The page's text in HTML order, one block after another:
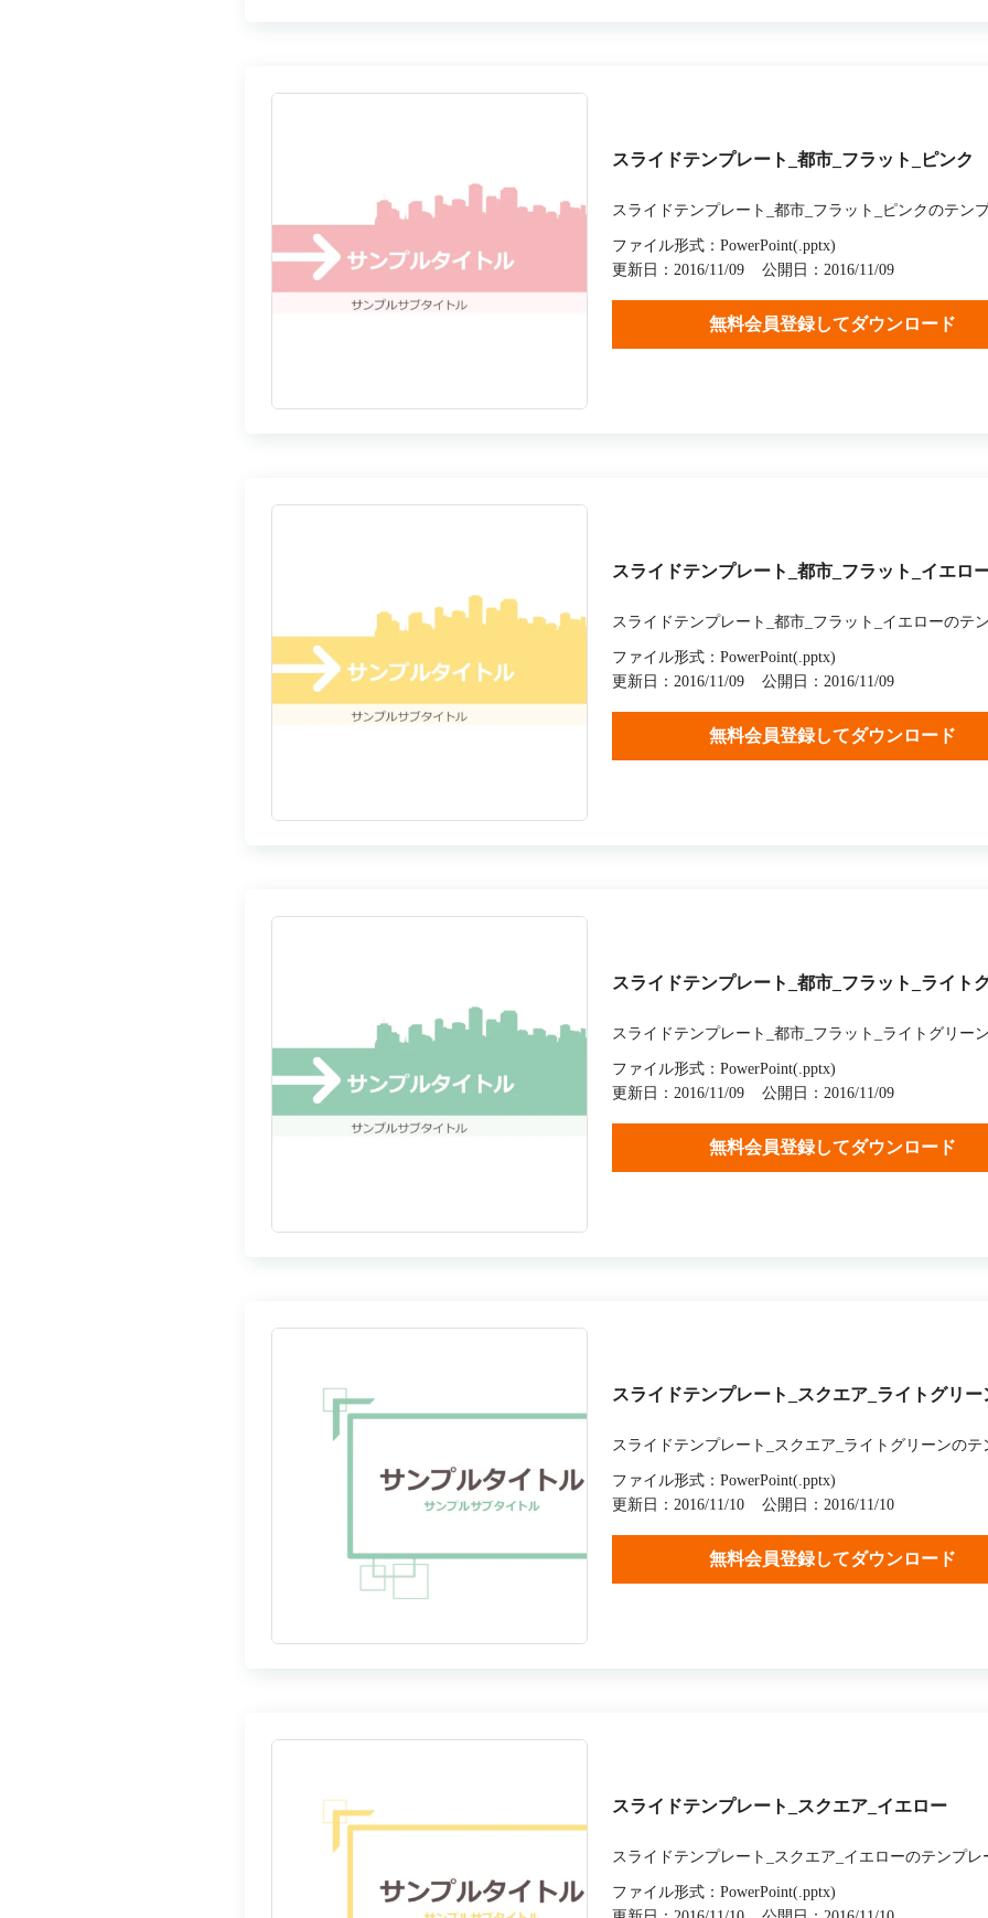
スライドテンプレート_都市_フラット_ピンク
スライドテンプレート_都市_フラット_ピンクのテン
ファイル形式：PowerPoint(.pptx)
更新日：2016/11/09
公開日：2016/11/09
無料会員登録してダウンロード
スライドテンプレート_都市_フラット_イエロ
スライドテンプレート_都市_フラット_イエローのテ
ファイル形式：PowerPoint(.pptx)
更新日：2016/11/09
公開日：2016/11/09
無料会員登録してダウンロード
スライドテンプレート_都市_フラット_ライト
スライドテンプレート_都市_フラット_ライトグリー
ファイル形式：PowerPoint(.pptx)
更新日：2016/11/09
公開日：2016/11/09
無料会員登録してダウンロード
スライドテンプレート_スクエア_ライトグリー
スライドテンプレート_スクエア_ライトグリーンのテ
ファイル形式：PowerPoint(.pptx)
更新日：2016/11/10
公開日：2016/11/10
無料会員登録してダウンロード
スライドテンプレート_スクエア_イエロー
スライドテンプレート_スクエア_イエローのテンプレ
ファイル形式：PowerPoint(.pptx)